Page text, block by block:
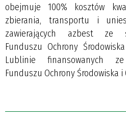
obejmuje 100% kosztów
zbierania, transportu i
zawierających azbest ze
Funduszu Ochrony
Lublinie finansowanych
Funduszu Ochrony Środowiska